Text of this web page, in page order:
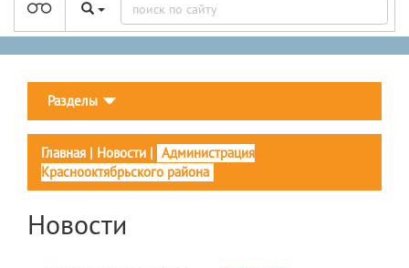
Разделы
Главная | Новости | Администрация
Краснооктябрьского района
Новости